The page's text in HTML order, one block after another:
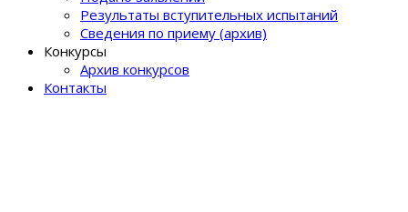
Результаты вступительных испытаний
Сведения по приему (архив)
Конкурсы
Архив конкурсов
Контакты